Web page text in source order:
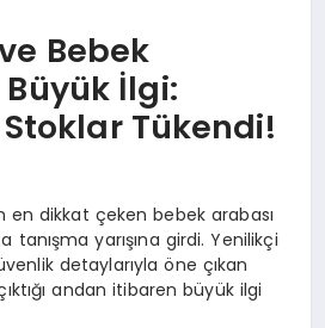
Bebek
İlgi:
Tükendi!
en dikkat çeken bebek arabası
tanışma yarışına girdi. Yenilikçi
detaylarıyla öne çıkan
andan itibaren büyük ilgi